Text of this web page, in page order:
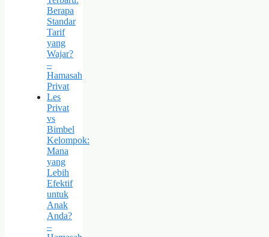
Berapa
Standar
Tarif
yang
Wajar?
–
Hamasah
Privat
Les
Privat
vs
Bimbel
Kelompok:
Mana
yang
Lebih
Efektif
untuk
Anak
Anda?
–